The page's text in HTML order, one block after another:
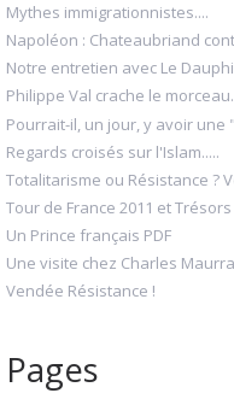
Mythes immigrationnistes....
Napoléon : Chateaubriand
Notre entretien avec Le
Philippe Val crache le
Pourrait-il, un jour, y avoir
Regards croisés sur l'Islam.....
Totalitarisme ou Résistance ?
Tour de France 2011 et
Un Prince français PDF
Une visite chez Charles
Vendée Résistance !
Pages